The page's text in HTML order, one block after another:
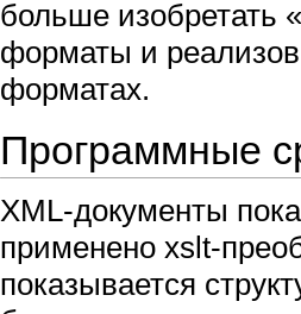
больше изобретать
форматы и
форматах.
Программные
XML-документы
применено xslt-
показывается